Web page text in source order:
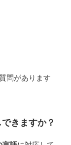
問があります
きますか？